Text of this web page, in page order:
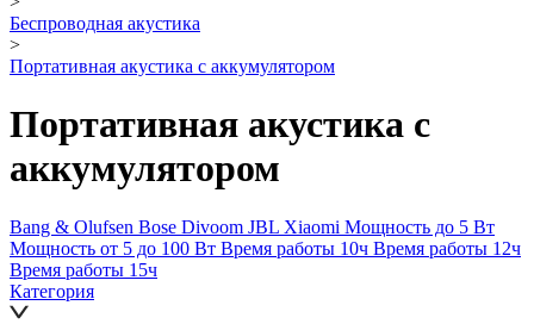
Беспроводная акустика
>
Портативная акустика с аккумулятором
Портативная акустика с
аккумулятором
Bang & Olufsen Bose Divoom JBL Xiaomi Мощность до 5 Вт
Мощность от 5 до 100 Вт Время работы 10ч Время работы 12ч
Время работы 15ч
Категория